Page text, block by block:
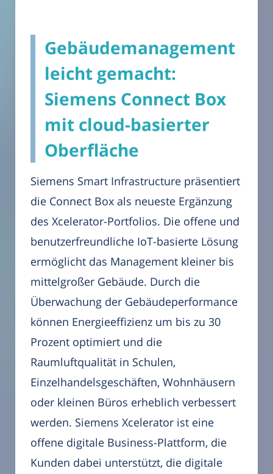
Gebäudemanagement
leicht gemacht:
Siemens Connect Box
mit cloud-basierter
Oberfläche
Siemens Smart Infrastructure präsentiert
die Connect Box als neueste Ergänzung
des Xcelerator-Portfolios. Die offene und
benutzerfreundliche IoT-basierte Lösung
ermöglicht das Management kleiner bis
mittelgroßer Gebäude. Durch die
Überwachung der Gebäudeperformance
können Energieeffizienz um bis zu 30
Prozent optimiert und die
Raumluftqualität in Schulen,
Einzelhandelsgeschäften, Wohnhäusern
oder kleinen Büros erheblich verbessert
werden. Siemens Xcelerator ist eine
offene digitale Business-Plattform, die
Kunden dabei unterstützt, die digitale